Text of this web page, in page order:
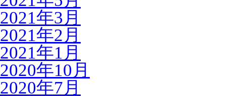
2021年3月
2021年2月
2021年1月
2020年10月
2020年7月